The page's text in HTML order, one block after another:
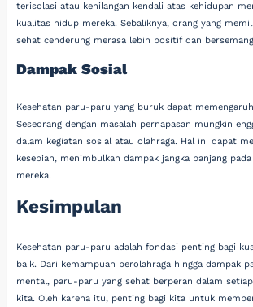
terisolasi atau kehilangan kendali atas kehidupan
kualitas hidup mereka. Sebaliknya, orang yang
sehat cenderung merasa lebih positif dan
Dampak Sosial
Kesehatan paru-paru yang buruk dapat
Seseorang dengan masalah pernapasan mungkin
dalam kegiatan sosial atau olahraga. Hal ini dapat
kesepian, menimbulkan dampak jangka panjang
mereka.
Kesimpulan
Kesehatan paru-paru adalah fondasi penting bagi
baik. Dari kemampuan berolahraga hingga dampak
mental, paru-paru yang sehat berperan dalam
kita. Oleh karena itu, penting bagi kita untuk